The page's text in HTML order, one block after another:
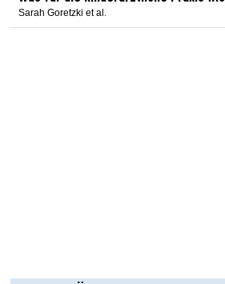
Sarah Goretzki et al.